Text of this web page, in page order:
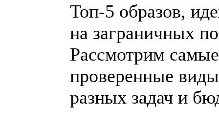
Топ-5 образов,
на заграничных
Рассмотрим
проверенные
разных задач и